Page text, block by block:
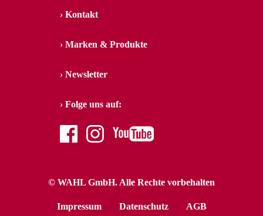
Kontakt
Marken & Produkte
Newsletter
Folge uns auf:
facebookinstagramyoutube
© WAHL GmbH. Alle Rechte vorbehalten
Impressum Datenschutz AGB